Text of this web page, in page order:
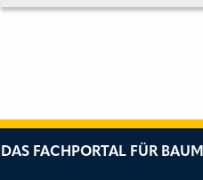
SELBSTFAHRER-
DAS FACHPORTAL FÜR